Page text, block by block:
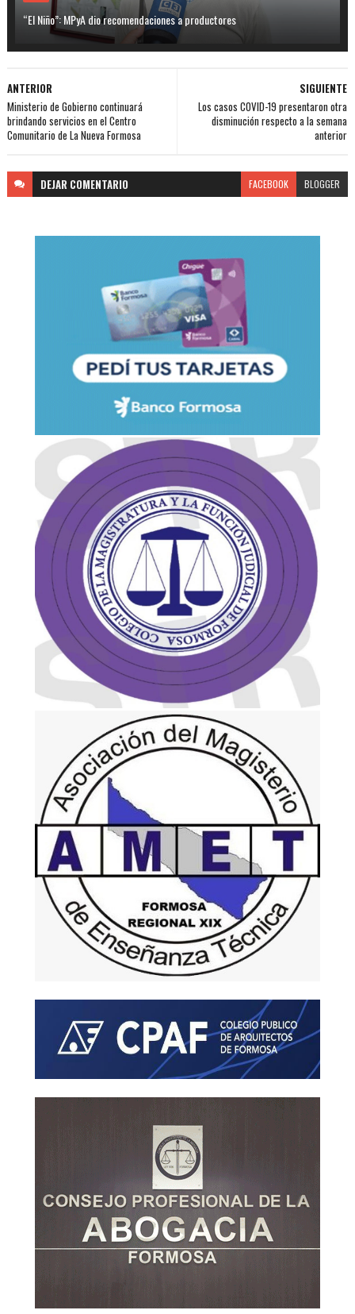
“El Niño”: MPyA dio recomendaciones a productores
SIGUIENTE
Los casos COVID-19 presentaron otra
disminución respecto a la semana
anterior
ANTERIOR
Ministerio de Gobierno continuará
brindando servicios en el Centro
Comunitario de La Nueva Formosa
DEJAR COMENTARIO FACEBOOK BLOGGER